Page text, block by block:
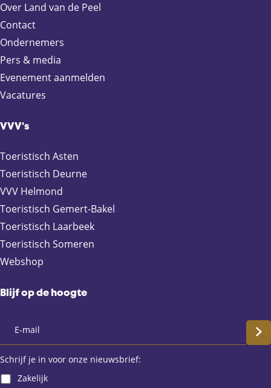
Over Land van de Peel
Contact
Ondernemers
Pers & media
Evenement aanmelden
Vacatures
VVV's
Toeristisch Asten
Toeristisch Deurne
VVV Helmond
Toeristisch Gemert-Bakel
Toeristisch Laarbeek
Toeristisch Someren
Webshop
Blijf op de hoogte
S
Schrijf je in voor onze nieuwsbrief:
Zakelijk